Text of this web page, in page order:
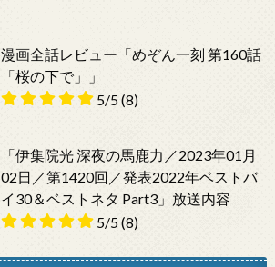
漫画全話レビュー「めぞん一刻 第160話
「桜の下で」」
5/5(8)
「伊集院光 深夜の馬鹿力／2023年01月
02日／第1420回／発表2022年ベストバ
イ30＆ベストネタ Part3」放送内容
5/5(8)